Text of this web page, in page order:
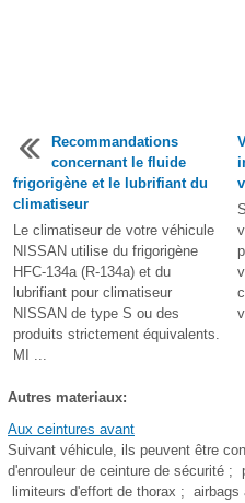
Recommandations
concernant le fluide
frigorigène et le lubrifiant du
climatiseur
Le climatiseur de votre véhicule
NISSAN utilise du frigorigène
HFC-134a (R-134a) et du
lubrifiant pour climatiseur
NISSAN de type S ou des
produits strictement équivalents.
MI ...
Autres materiaux:
Aux ceintures avant
Suivant véhicule, ils peuvent être
d'enrouleur de ceinture de sécurité ;
limiteurs d'effort de thorax ;